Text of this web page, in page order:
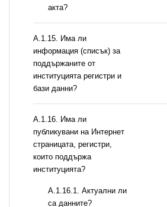
акта?
А.1.15. Има ли
информация (списък) за
поддържаните от
институцията регистри и
бази данни?
А.1.16. Има ли
публикувани на Интернет
страницата, регистри,
които поддържа
институцията?
A.1.16.1. Актуални ли
са данните?